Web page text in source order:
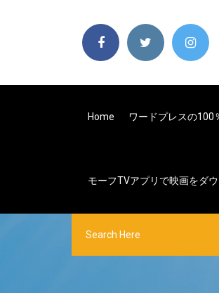
Home ワードプレスの100
モーフTVアプリで映画をダ